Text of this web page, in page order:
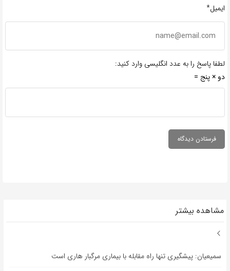
ایمیل*
لطفا پاسخ را به عدد انگلیسی وارد کنید:
دو × پنج =
مشاهده بیشتر
سمیعیان: پیشگیری تنها راه مقابله با بیماری مرگبار هاری است